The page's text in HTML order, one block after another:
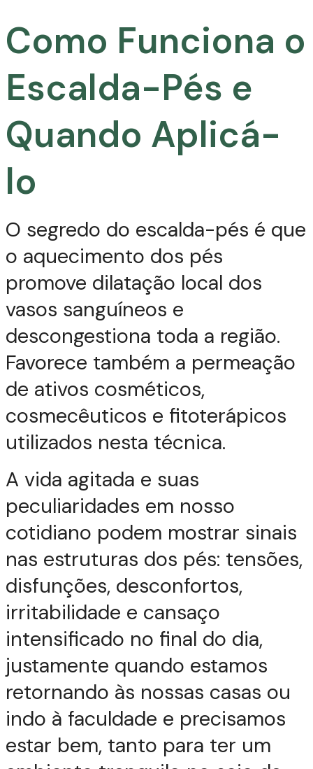
Como Funciona o
Escalda-Pés e
Quando Aplicá-
lo
O segredo do escalda-pés é que
o aquecimento dos pés
promove dilatação local dos
vasos sanguíneos e
descongestiona toda a região.
Favorece também a permeação
de ativos cosméticos,
cosmecêuticos e fitoterápicos
utilizados nesta técnica.
A vida agitada e suas
peculiaridades em nosso
cotidiano podem mostrar sinais
nas estruturas dos pés: tensões,
disfunções, desconfortos,
irritabilidade e cansaço
intensificado no final do dia,
justamente quando estamos
retornando às nossas casas ou
indo à faculdade e precisamos
estar bem, tanto para ter um